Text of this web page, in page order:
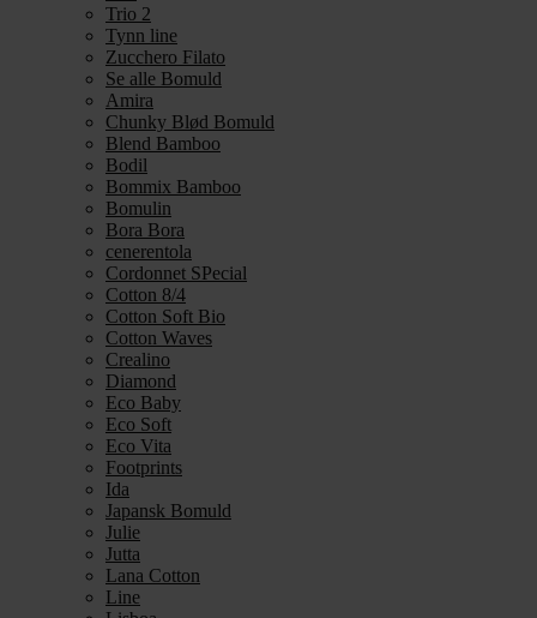
Trio 2
Tynn line
Zucchero Filato
Se alle Bomuld
Amira
Chunky Blød Bomuld
Blend Bamboo
Bodil
Bommix Bamboo
Bomulin
Bora Bora
cenerentola
Cordonnet SPecial
Cotton 8/4
Cotton Soft Bio
Cotton Waves
Crealino
Diamond
Eco Baby
Eco Soft
Eco Vita
Footprints
Ida
Japansk Bomuld
Julie
Jutta
Lana Cotton
Line